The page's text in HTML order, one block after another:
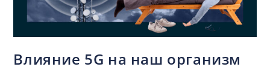
Влияние 5G на наш организм